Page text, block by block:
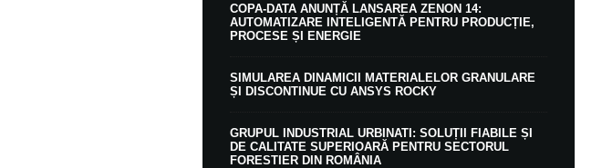
COPA-DATA ANUNȚĂ LANSAREA ZENON 14:
AUTOMATIZARE INTELIGENTĂ PENTRU PRODUCȚIE,
PROCESE ȘI ENERGIE
SIMULAREA DINAMICII MATERIALELOR GRANULARE
ȘI DISCONTINUE CU ANSYS ROCKY
GRUPUL INDUSTRIAL URBINATI: SOLUȚII FIABILE ȘI
DE CALITATE SUPERIOARĂ PENTRU SECTORUL
FORESTIER DIN ROMÂNIA